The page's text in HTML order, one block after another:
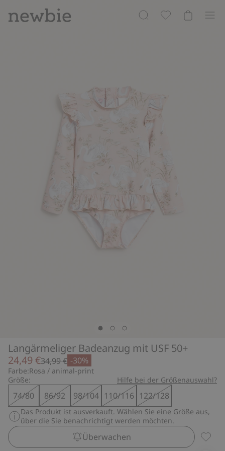
Langärmeliger Badeanzug mit USF 50+
24,49 €34,99 € -30%
Farbe:Rosa / animal-print
Größe:
Hilfe bei der Größenauswahl?
74/80 86/92 98/104 110/116 122/128
Das Produkt ist ausverkauft. Wählen Sie eine Größe aus,
über die Sie benachrichtigt werden möchten.
Überwachen